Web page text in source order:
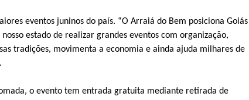
eventos juninos do país. “O Arraiá do Bem posiciona Goiás
estado de realizar grandes eventos com organização,
tradições, movimenta a economia e ainda ajuda milhares de
o evento tem entrada gratuita mediante retirada de